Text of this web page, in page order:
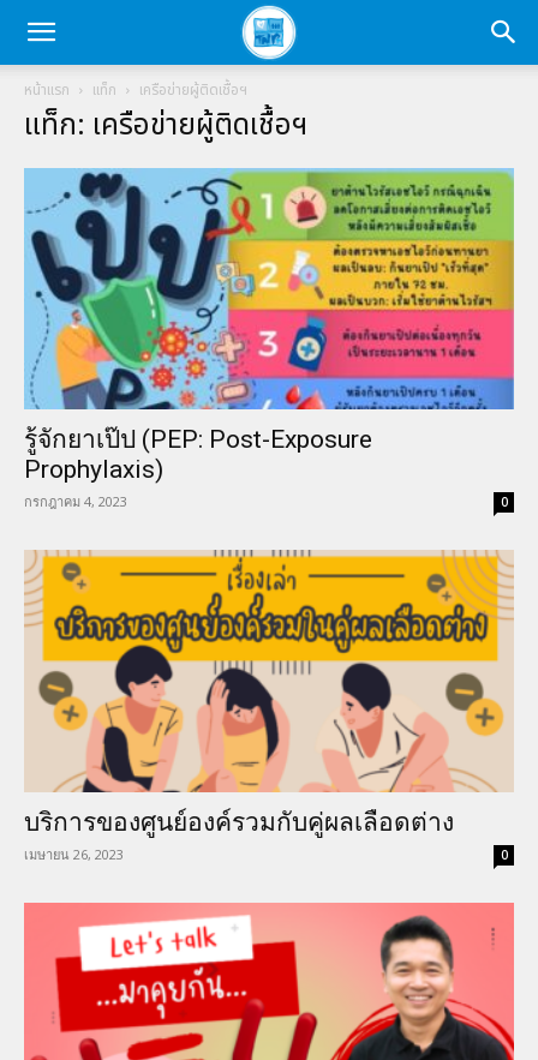
หน้าแรก แท็ก เครือข่ายผู้ติดเชื้อฯ
แท็ก: เครือข่ายผู้ติดเชื้อฯ
รู้จักยาเป๊ป (PEP: Post-Exposure
Prophylaxis)
กรกฎาคม 4, 2023 0
บริการของศูนย์องค์รวมกับคู่ผลเลือดต่าง
เมษายน 26, 2023 0